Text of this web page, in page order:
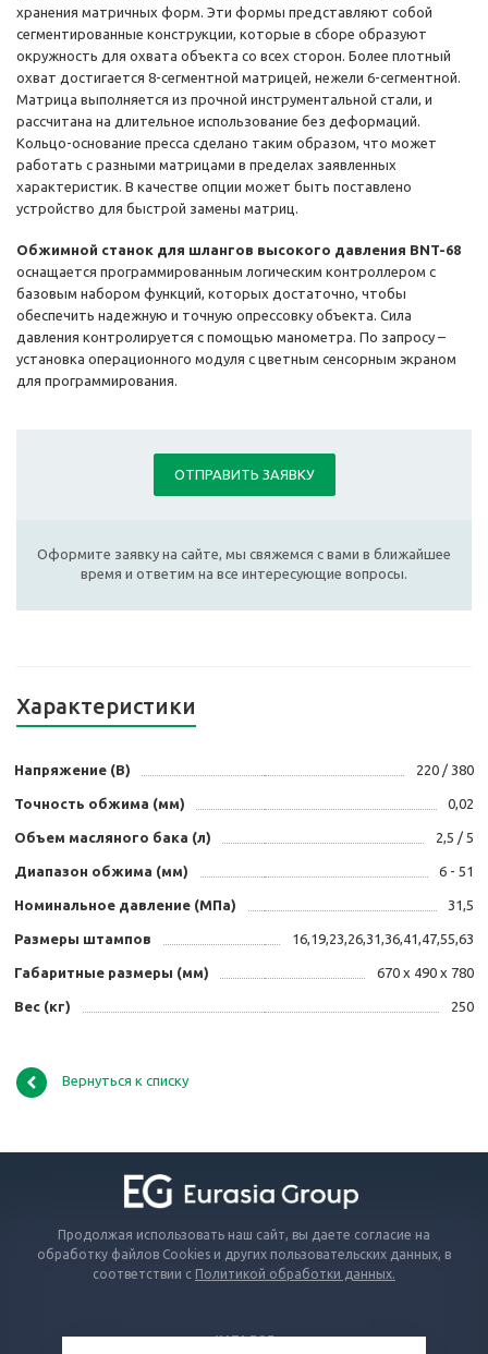
хранения матричных форм. Эти формы представляют собой
сегментированные конструкции, которые в сборе образуют
окружность для охвата объекта со всех сторон. Более плотный
охват достигается 8-сегментной матрицей, нежели 6-сегментной.
Матрица выполняется из прочной инструментальной стали, и
рассчитана на длительное использование без деформаций.
Кольцо-основание пресса сделано таким образом, что может
работать с разными матрицами в пределах заявленных
характеристик. В качестве опции может быть поставлено
устройство для быстрой замены матриц.
Обжимной станок для шлангов высокого давления BNT-68
оснащается программированным логическим контроллером с
базовым набором функций, которых достаточно, чтобы
обеспечить надежную и точную опрессовку объекта. Сила
давления контролируется с помощью манометра. По запросу –
установка операционного модуля с цветным сенсорным экраном
для программирования.
ОТПРАВИТЬ ЗАЯВКУ
Оформите заявку на сайте, мы свяжемся с вами в ближайшее
время и ответим на все интересующие вопросы.
Характеристики
Напряжение (В) 220 / 380
Точность обжима (мм) 0,02
Объем масляного бака (л) 2,5 / 5
Диапазон обжима (мм) 6 - 51
Номинальное давление (МПа) 31,5
Размеры штампов 16,19,23,26,31,36,41,47,55,63
Габаритные размеры (мм) 670 х 490 х 780
Вес (кг) 250
Вернуться к списку
Продолжая использовать наш сайт, вы даете согласие на
обработку файлов Cookies и других пользовательских данных, в
соответствии с Политикой обработки данных.
КАТАЛОГ